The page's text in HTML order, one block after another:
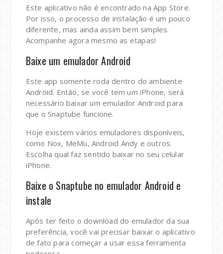
Este aplicativo não é encontrado na App Store.
Por isso, o processo de instalação é um pouco
diferente, mas ainda assim bem simples.
Acompanhe agora mesmo as etapas!
Baixe um emulador Android
Este app somente roda dentro do ambiente
Android. Então, se você tem um iPhone, será
necessário baixar um emulador Android para
que o Snaptube funcione.
Hoje existem vários emuladores disponíveis,
como Nox, MeMu, Android Andy e outros.
Escolha qual faz sentido baixar no seu celular
iPhone.
Baixe o Snaptube no emulador Android e
instale
Após ter feito o download do emulador da sua
preferência, você vai precisar baixar o aplicativo
de fato para começar a usar essa ferramenta